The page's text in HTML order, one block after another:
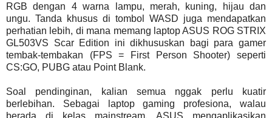
RGB dengan 4 warna lampu, merah, kuning, hijau dan
ungu. Tanda khusus di tombol WASD juga mendapatkan
perhatian lebih, di mana memang laptop ASUS ROG STRIX
GL503VS Scar Edition ini dikhususkan bagi para gamer
tembak-tembakan (FPS = First Person Shooter) seperti
CS:GO, PUBG atau Point Blank.
Soal pendinginan, kalian semua nggak perlu kuatir
berlebihan. Sebagai laptop gaming profesiona, walau
berada di kelas mainstream, ASUS mengaplikasikan